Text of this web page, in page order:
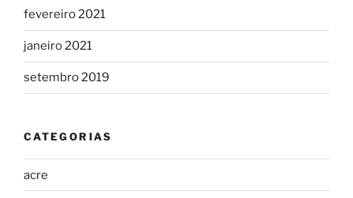
fevereiro 2021
janeiro 2021
setembro 2019
CATEGORIAS
acre